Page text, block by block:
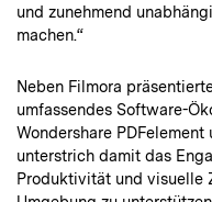
und zunehmend
machen.“
Neben Filmora
umfassendes Software-
Wondershare
unterstrich damit das
Produktivität und visuelle